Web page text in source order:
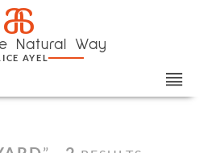
a
Natural Way
AYEL